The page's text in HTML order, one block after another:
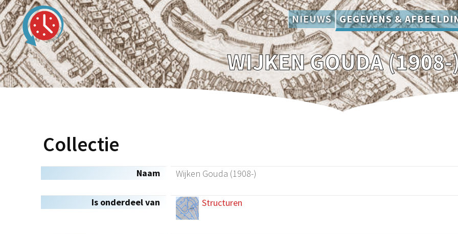
NIEUWS GEGEVENS &
WIJKEN GOUDA
Collectie
Naam Wijken Gouda (1908-)
Is onderdeel van Structuren